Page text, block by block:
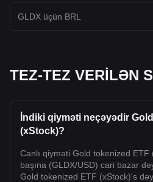
GLDX üçün BRL
TEZ-TEZ VERİLƏN
İndiki qiyməti neçəyədir
(xStock)?
Canlı qiyməti Gold tokenized
başına (GLDX/USD) cari bazar
Gold tokenized ETF (xStock)'s